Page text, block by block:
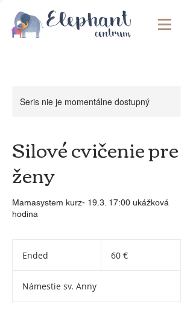
Seris nie je momentálne dostupný
Silové cvičenie pre
ženy
Mamasystem kurz- 19.3. 17:00 ukážková
hodina
Ended
e
d
60 €
Námestie sv. Anny